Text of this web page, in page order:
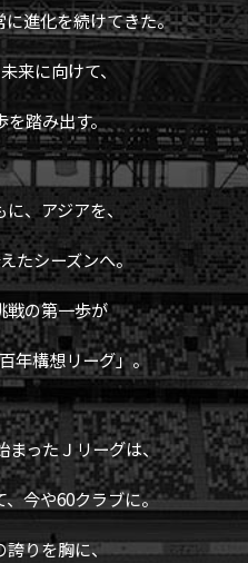
進化を続けてきた。
来に向けて、
を踏み出す。
、アジアを、
たシーズンへ。
戦の第一歩が
年構想リーグ」。
まったＪリーグは、
今や60クラブに。
誇りを胸に、